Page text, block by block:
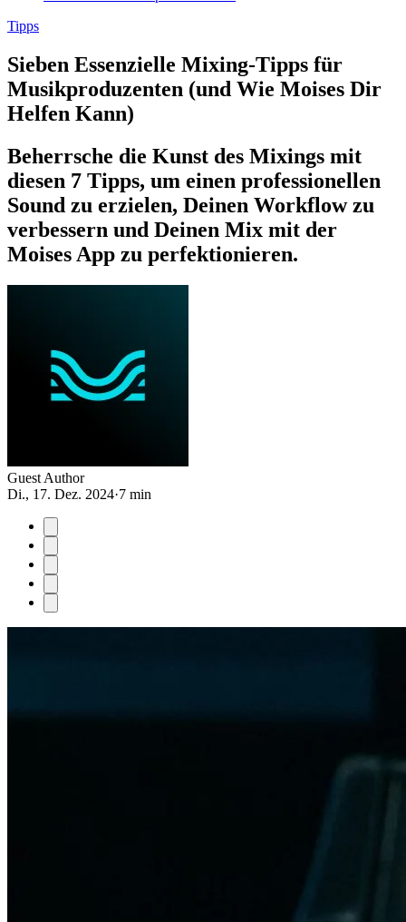
Tipps
Sieben Essenzielle Mixing-Tipps für
Musikproduzenten (und Wie Moises Dir
Helfen Kann)
Beherrsche die Kunst des Mixings mit
diesen 7 Tipps, um einen professionellen
Sound zu erzielen, Deinen Workflow zu
verbessern und Deinen Mix mit der
Moises App zu perfektionieren.
Guest Author
Di., 17. Dez. 2024·7 min